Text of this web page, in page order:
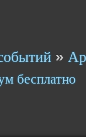
»
бесплатно